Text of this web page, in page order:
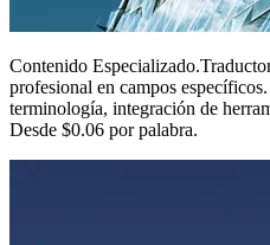
Contenido Especializado.
profesional en campos
terminología, integración de
Desde $0.06 por palabra.